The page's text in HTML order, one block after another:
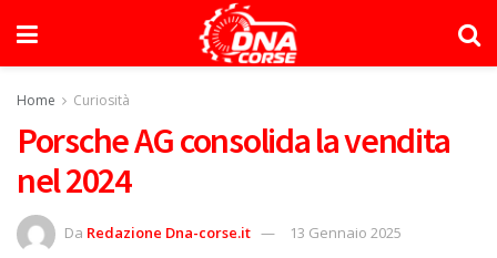
Home Curiosità
Porsche AG consolida la vendita
nel 2024
Da Redazione Dna-corse.it 13 Gennaio 2025